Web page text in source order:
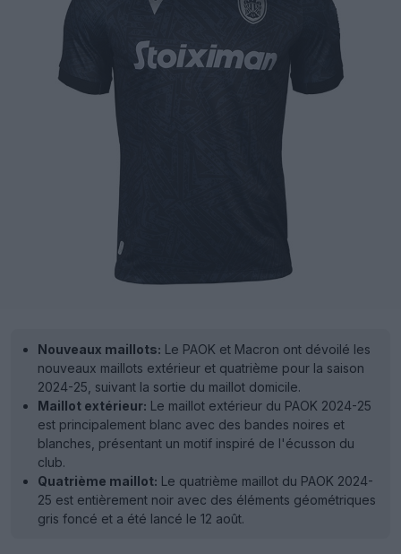
Nouveaux maillots: Le PAOK et Macron ont dévoilé les
nouveaux maillots extérieur et quatrième pour la saison
2024-25, suivant la sortie du maillot domicile.
Maillot extérieur: Le maillot extérieur du PAOK 2024-25
est principalement blanc avec des bandes noires et
blanches, présentant un motif inspiré de l'écusson du
club.
Quatrième maillot: Le quatrième maillot du PAOK 2024-
25 est entièrement noir avec des éléments géométriques
gris foncé et a été lancé le 12 août.